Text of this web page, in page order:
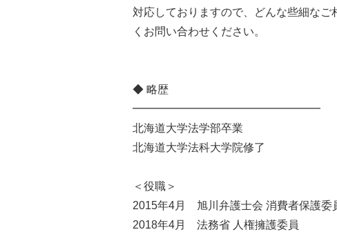
対応しておりますので、どんな些細な
くお問い合わせください。
◆ 略歴
━━━━━━━━━━━━━━━━━
北海道大学法学部卒業
北海道大学法科大学院修了
＜役職＞
2015年4月 旭川弁護士会 消費者保護委
2018年4月 法務省 人権擁護委員